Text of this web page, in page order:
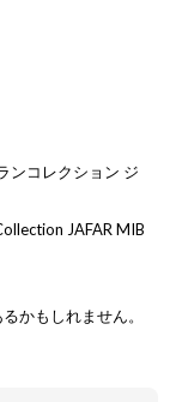
ンコレクション ジ
JAFAR MIB
かもしれません。